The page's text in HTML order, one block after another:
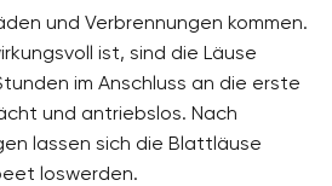
und Verbrennungen kommen.
ist, sind die Läuse
im Anschluss an die erste
und antriebslos. Nach
lassen sich die Blattläuse
loswerden.